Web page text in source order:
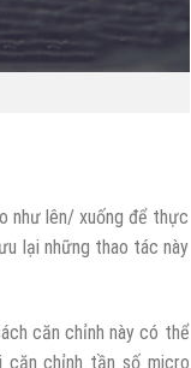
như lên/ xuống để thực
lại những thao tác này
căn chỉnh này có thể
căn chỉnh tần số micro